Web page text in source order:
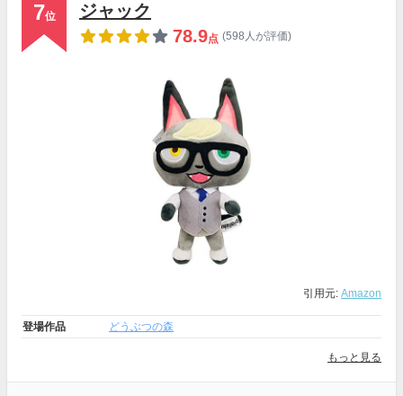
7位
ジャック
78.9点 (598人が評価)
引用元: Amazon
登場作品 どうぶつの森
もっと見る